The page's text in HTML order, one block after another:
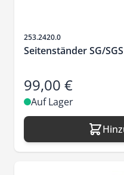
Artikelnr.
253.2420.0
Seitenständer SG/
99,00 €
Auf Lager